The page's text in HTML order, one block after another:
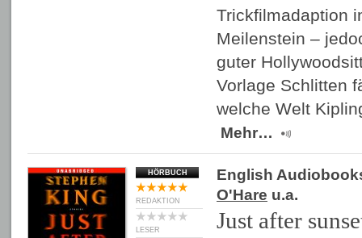
Trickfilmadaption
Meilenstein –
guter
Vorlage Schlitten
welche Welt
Mehr…
HÖRBUCH
REDAKTION
LESER
English
O'Hare u.a.
Just after